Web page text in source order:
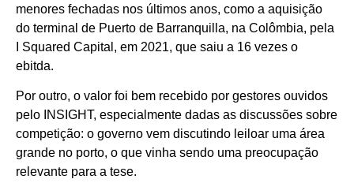
menores fechadas nos últimos anos, como a aquisição
do terminal de Puerto de Barranquilla, na Colômbia, pela
I Squared Capital, em 2021, que saiu a 16 vezes o
ebitda.
Por outro, o valor foi bem recebido por gestores ouvidos
pelo INSIGHT, especialmente dadas as discussões sobre
competição: o governo vem discutindo leiloar uma área
grande no porto, o que vinha sendo uma preocupação
relevante para a tese.